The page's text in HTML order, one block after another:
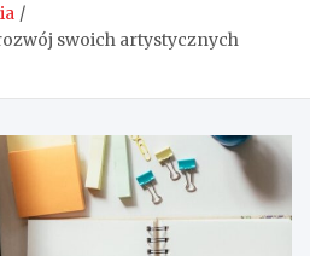
swoich artystycznych